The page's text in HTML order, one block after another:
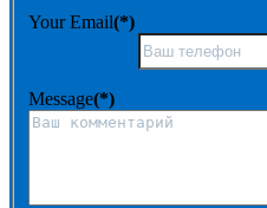
Your Email(*)
Message(*)